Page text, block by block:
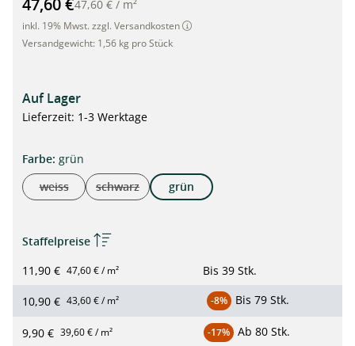
47,60 €47,60 € / m²
inkl. 19% Mwst. zzgl. Versandkosten
Versandgewicht: 1,56 kg pro Stück
Auf Lager
Lieferzeit: 1-3 Werktage
Farbeauswählen
: grün
weiss
(Diese Option ist zurzeit nicht verfügbar.)
schwarz
(Diese Option ist zurzeit nicht verfügbar.)
grün
Staffelpreise
11,90 € 47,60 € / m² Bis 39 Stk.
10,90 € 43,60 € / m² -8% Bis 79 Stk.
9,90 € 39,60 € / m² -17% Ab 80 Stk.